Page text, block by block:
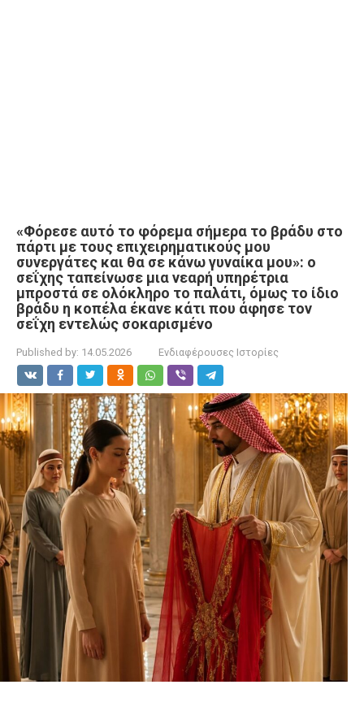
«Φόρεσε αυτό το φόρεμα σήμερα το βράδυ στο
πάρτι με τους επιχειρηματικούς μου
συνεργάτες και θα σε κάνω γυναίκα μου»: ο
σεΐχης ταπείνωσε μια νεαρή υπηρέτρια
μπροστά σε ολόκληρο το παλάτι, όμως το ίδιο
βράδυ η κοπέλα έκανε κάτι που άφησε τον
σεΐχη εντελώς σοκαρισμένο
Published by: 14.05.2026 Ενδιαφέρουσες Ιστορίες